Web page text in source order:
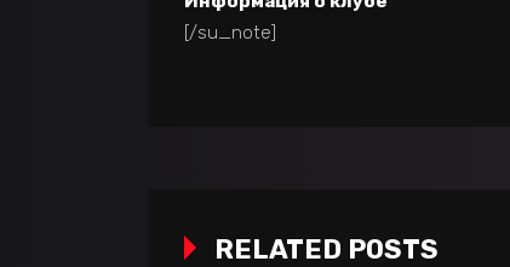
[/su_note]
RELATED POSTS